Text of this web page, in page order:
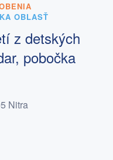
OBLASŤ
z detských
pobočka
Nitra